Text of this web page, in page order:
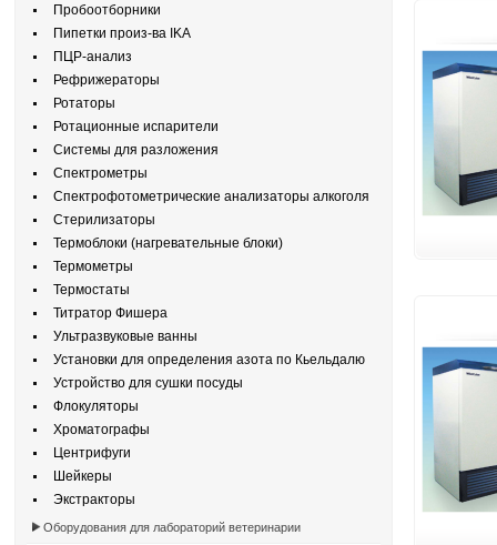
Пробоотборники
Пипетки произ-ва IKA
ПЦР-анализ
Рефрижераторы
Ротаторы
Ротационные испарители
Системы для разложения
Спектрометры
Спектрофотометрические анализаторы алкоголя
Стерилизаторы
Термоблоки (нагревательные блоки)
Термометры
Термостаты
Титратор Фишера
Ультразвуковые ванны
Установки для определения азота по Кьельдалю
Устройство для сушки посуды
Флокуляторы
Хроматографы
Центрифуги
Шейкеры
Экстракторы
Оборудования для лабораторий ветеринарии